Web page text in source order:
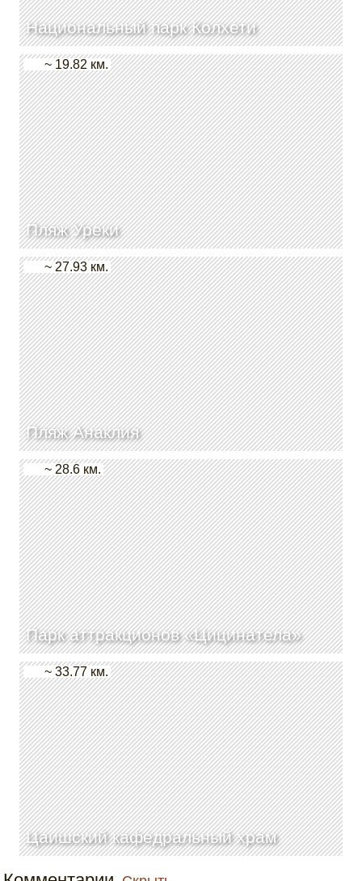
Национальный парк Колхети
Пляж Уреки
~ 19.82 км.
Пляж Анаклия
~ 27.93 км.
Парк аттракционов «Цицинатела»
~ 28.6 км.
Цаишский кафедральный храм
~ 33.77 км.